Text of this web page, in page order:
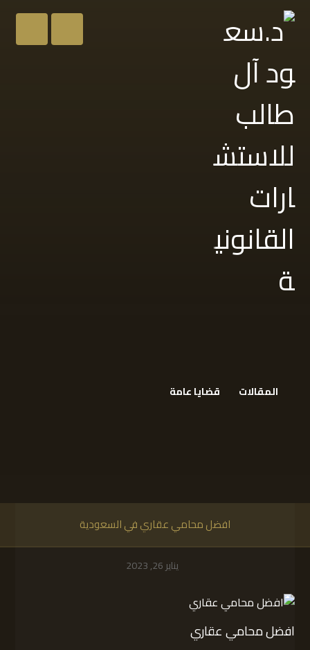
المقالات قضايا عامة
افضل محامي عقاري في السعودية
يناير 26, 2023
افضل محامي عقاري